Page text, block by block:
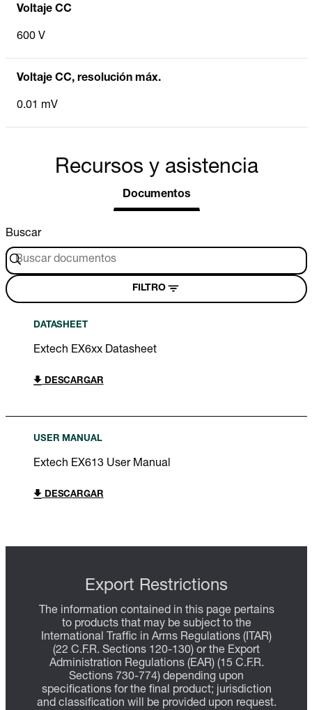
Voltaje CC
600 V
Voltaje CC, resolución máx.
0.01 mV
Recursos y asistencia
Documentos
Buscar
FILTRO
DATASHEET
Extech EX6xx Datasheet
DESCARGAR
USER MANUAL
Extech EX613 User Manual
DESCARGAR
Export Restrictions
The information contained in this page pertains
to products that may be subject to the
International Traffic in Arms Regulations (ITAR)
(22 C.F.R. Sections 120-130) or the Export
Administration Regulations (EAR) (15 C.F.R.
Sections 730-774) depending upon
specifications for the final product; jurisdiction
and classification will be provided upon request.